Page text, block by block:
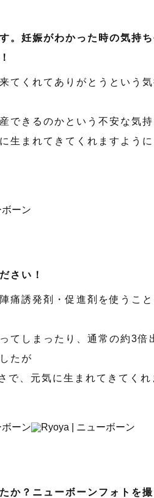
。妊娠がわかった時の気持
てくれてありがとうという
できるのかという不安な気持
生まれてきてくれますよう
さい！
痛誘発剤・促進剤を使うこ
てしまったり、通常の約3倍
たが
、元気に生まれてきてくれ
か？ニューボーンフォトを